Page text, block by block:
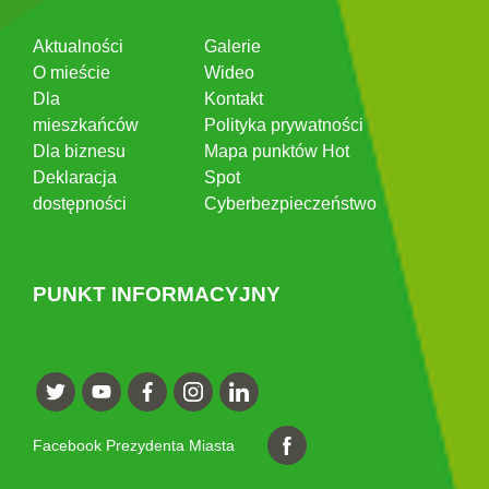
Aktualności
O mieście
Dla
mieszkańców
Dla biznesu
Deklaracja
dostępności
Galerie
Wideo
Kontakt
Polityka prywatności
Mapa punktów Hot
Spot
Cyberbezpieczeństwo
PUNKT INFORMACYJNY
Facebook Prezydenta Miasta